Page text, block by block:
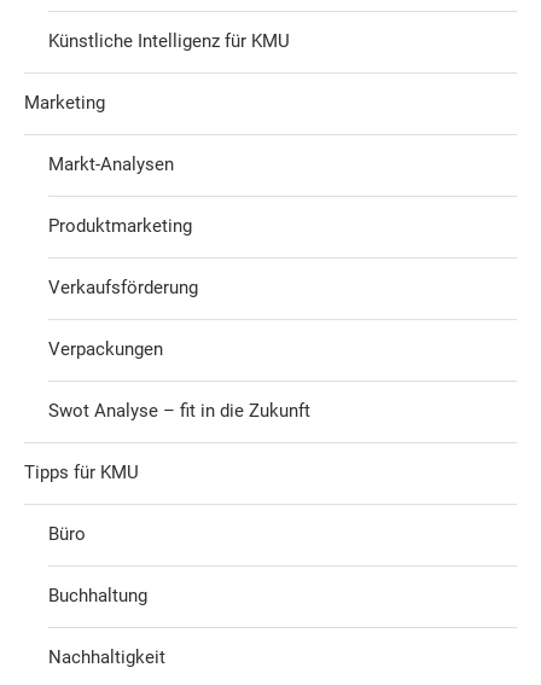
Künstliche Intelligenz für KMU
Marketing
Markt-Analysen
Produktmarketing
Verkaufsförderung
Verpackungen
Swot Analyse – fit in die Zukunft
Tipps für KMU
Büro
Buchhaltung
Nachhaltigkeit